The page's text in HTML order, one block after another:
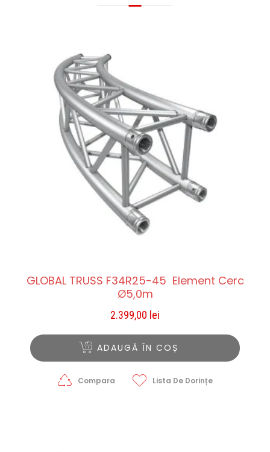
GLOBAL TRUSS F34R25-45 Element Cerc
Ø5,0m
2.399,00 lei
ADAUGĂ ÎN COȘ
Compara Lista De Dorințe